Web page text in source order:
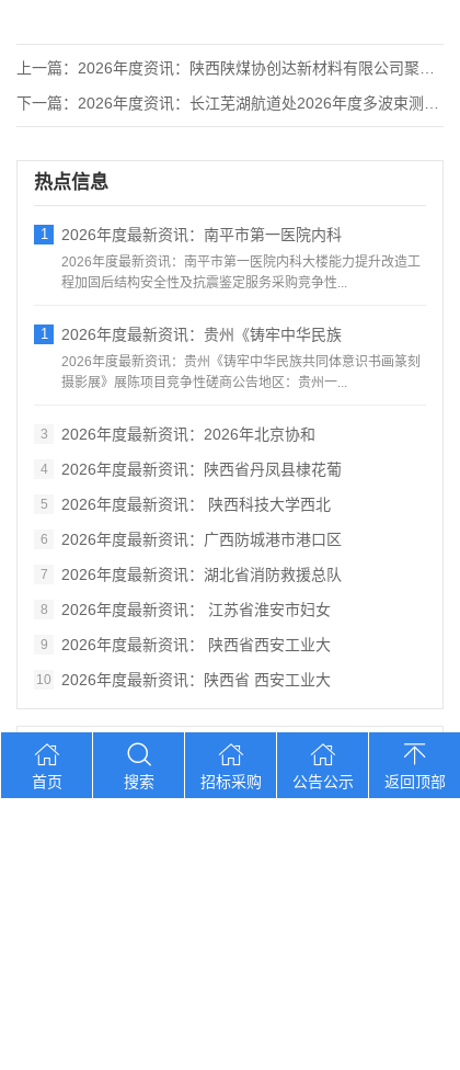
上一篇： 2026年度资讯：陕西陕煤协创达新材料有限公司聚烯烃弹性体（
下一篇： 2026年度资讯：长江芜湖航道处2026年度多波束测深系统采
热点信息
1 2026年度最新资讯：南平市第一医院内科
2026年度最新资讯：南平市第一医院内科大楼能力提升改造工
程加固后结构安全性及抗震鉴定服务采购竞争性...
1 2026年度最新资讯：贵州《铸牢中华民族
2026年度最新资讯：贵州《铸牢中华民族共同体意识书画篆刻
摄影展》展陈项目竞争性磋商公告地区：贵州一...
3 2026年度最新资讯：2026年北京协和
4 2026年度最新资讯：陕西省丹凤县棣花葡
5 2026年度最新资讯： 陕西科技大学西北
6 2026年度最新资讯：广西防城港市港口区
7 2026年度最新资讯：湖北省消防救援总队
8 2026年度最新资讯： 江苏省淮安市妇女
9 2026年度最新资讯： 陕西省西安工业大
10 2026年度最新资讯：陕西省 西安工业大
您想找？
首页 搜索 招标采购 公告公示 返回顶部